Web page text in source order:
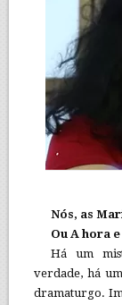
Nós, as
Ou A hora
Há um
verdade, há
dramaturgo.